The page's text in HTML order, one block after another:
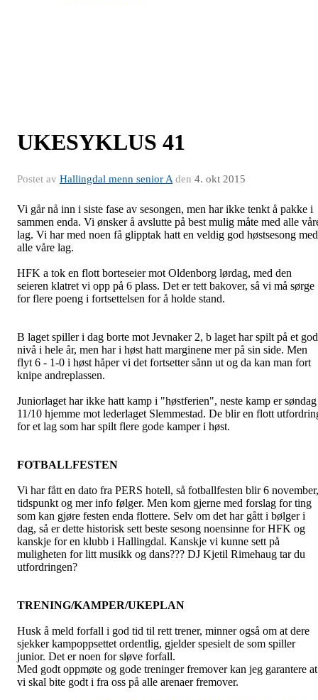
UKESYKLUS 41
Postet av Hallingdal menn senior A den 4. okt 2015
Vi går nå inn i siste fase av sesongen, men har ikke tenkt å pakke i
sammen enda. Vi ønsker å avslutte på best mulig måte med alle
lag. Vi har med noen få glipptak hatt en veldig god høstsesong med
alle våre lag.
HFK a tok en flott borteseier mot Oldenborg lørdag, med den
seieren klatret vi opp på 6 plass. Det er tett bakover, så vi må sørge
for flere poeng i fortsettelsen for å holde stand.
B laget spiller i dag borte mot Jevnaker 2, b laget har spilt på et
nivå i hele år, men har i høst hatt marginene mer på sin side. Men
flyt 6 - 1-0 i høst håper vi det fortsetter sånn ut og da kan man fort
knipe andreplassen.
Juniorlaget har ikke hatt kamp i "høstferien", neste kamp er søndag
11/10 hjemme mot lederlaget Slemmestad. De blir en flott
for et lag som har spilt flere gode kamper i høst.
FOTBALLFESTEN
Vi har fått en dato fra PERS hotell, så fotballfesten blir 6 november,
tidspunkt og mer info følger. Men kom gjerne med forslag for ting
som kan gjøre festen enda flottere. Selv om det har gått i bølger i
dag, så er dette historisk sett beste sesong noensinne for HFK og
kanskje for en klubb i Hallingdal. Kanskje vi kunne sett på
muligheten for litt musikk og dans??? DJ Kjetil Rimehaug tar du
utfordringen?
TRENING/KAMPER/UKEPLAN
Husk å meld forfall i god tid til rett trener, minner også om at dere
sjekker kampoppsettet ordentlig, gjelder spesielt de som spiller
junior. Det er noen for sløve forfall.
Med godt oppmøte og gode treninger fremover kan jeg garantere at
vi skal bite godt i fra oss på alle arenaer fremover.